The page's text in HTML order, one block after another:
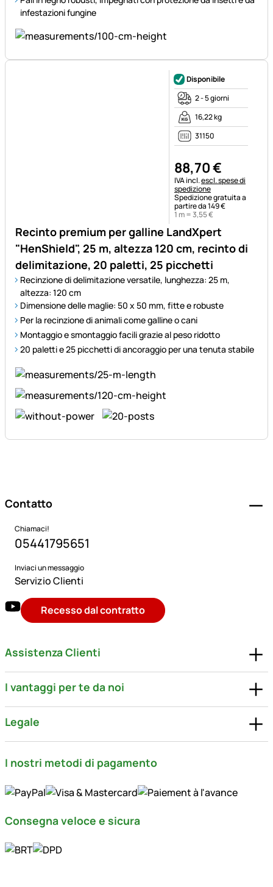
infestazioni fungine
Recinto premium per galline LandXpert
"HenShield", 25 m, altezza 120 cm, recinto di
delimitazione, 20 paletti, 25 picchetti
Recinzione di delimitazione versatile, lunghezza: 25 m,
altezza: 120 cm
Dimensione delle maglie: 50 x 50 mm, fitte e robuste
Per la recinzione di animali come galline o cani
Montaggio e smontaggio facili grazie al peso ridotto
20 paletti e 25 picchetti di ancoraggio per una tenuta stabile
Disponibile
2 - 5 giorni
16,22 kg
31150
88,70€
Informazioni fiscali:
IVA incl.escl. spese di
spedizione
Spedizione gratuita a
partire da 149 €
1 m =3,55€
Contatto
Chiamaci!
05441795651
Inviaci un messaggio
Servizio Clienti
Recesso dal contratto
Assistenza Clienti
I vantaggi per te da noi
Legale
I nostri metodi di pagamento
Consegna veloce e sicura